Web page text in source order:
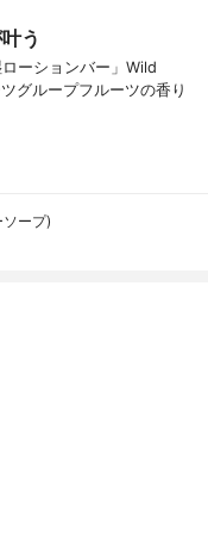
う
ーションバー」Wild
グループフルーツの香り
ープ)